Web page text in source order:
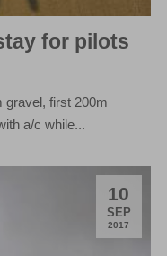
for pilots
gravel, first 200m
a/c while...
10
SEP.
2017